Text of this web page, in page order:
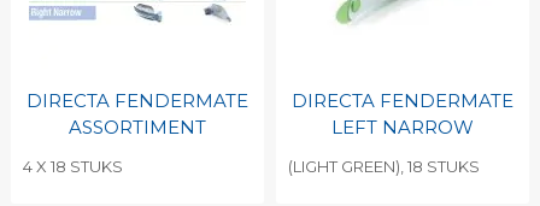
DIRECTA FENDERMATE
ASSORTIMENT
4 X 18 STUKS
DIRECTA FENDERMATE
LEFT NARROW
(LIGHT GREEN), 18 STUKS